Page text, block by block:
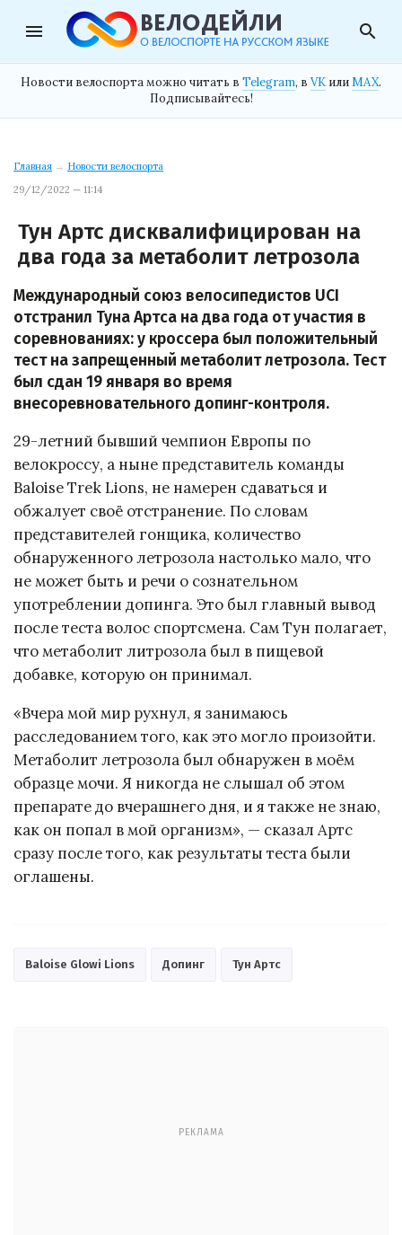
menu search
Новости велоспорта можно читать в Telegram, в VK илиMAX.
Подписывайтесь!
Главная → Новости велоспорта
29/12/2022 — 11:14
Тун Артс дисквалифицирован на
два года за метаболит летрозола
Международный союз велосипедистов UCI
отстранил Туна Артса на два года от участия в
соревнованиях: у кроссера был положительный
тест на запрещенный метаболит летрозола. Тест
был сдан 19 января во время
внесоревновательного допинг-контроля.
29-летний бывший чемпион Европы по
велокроссу, а ныне представитель команды
Baloise Trek Lions, не намерен сдаваться и
обжалует своё отстранение. По словам
представителей гонщика, количество
обнаруженного летрозола настолько мало, что
не может быть и речи о сознательном
употреблении допинга. Это был главный вывод
после теста волос спортсмена. Сам Тун полагает,
что метаболит литрозола был в пищевой
добавке, которую он принимал.
«Вчера мой мир рухнул, я занимаюсь
расследованием того, как это могло произойти.
Метаболит летрозола был обнаружен в моём
образце мочи. Я никогда не слышал об этом
препарате до вчерашнего дня, и я также не знаю,
как он попал в мой организм», — сказал Артс
сразу после того, как результаты теста были
оглашены.
Baloise Glowi Lions Допинг Тун Артс
РЕКЛАМА